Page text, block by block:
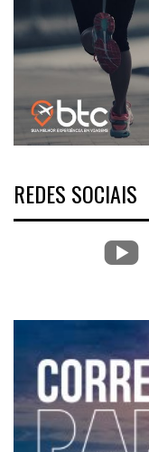
REDES SOCIAIS